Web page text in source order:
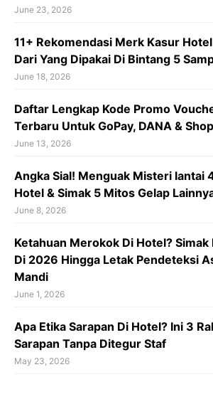
June 23, 2026
11+ Rekomendasi Merk Kasur
Dari Yang Dipakai Di Bintang 5
June 18, 2026
Daftar Lengkap Kode Promo
Terbaru Untuk GoPay, DANA &
June 13, 2026
Angka Sial! Menguak Misteri lantai
Hotel & Simak 5 Mitos Gelap
June 8, 2026
Ketahuan Merokok Di Hotel? Simak
Di 2026 Hingga Letak Pendeteksi
Mandi
June 1, 2026
Apa Etika Sarapan Di Hotel? Ini 3
Sarapan Tanpa Ditegur Staf
May 23, 2026